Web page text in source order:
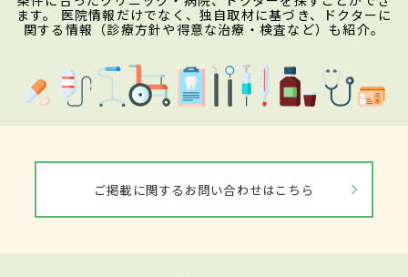
ます。 医院情報だけでなく、独自取材に基づき、ドクターに
関する情報（診療方針や得意な治療・検査など）も紹介。
ご掲載に関するお問い合わせはこちら